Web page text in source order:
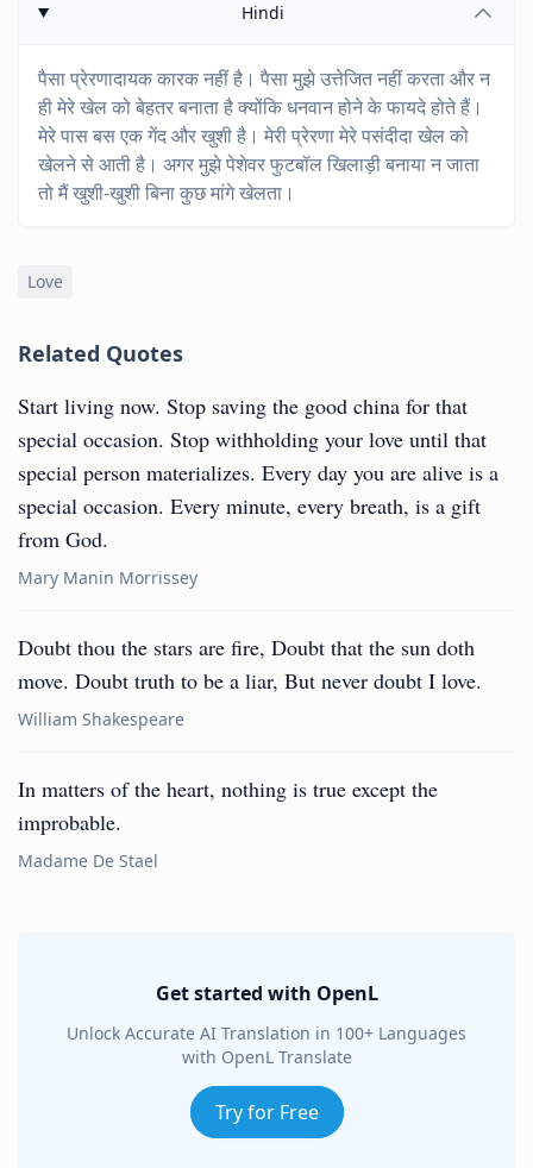
Hindi
पैसा प्रेरणादायक कारक नहीं है। पैसा मुझे उत्तेजित नहीं करता और न
ही मेरे खेल को बेहतर बनाता है क्योंकि धनवान होने के फायदे होते हैं।
मेरे पास बस एक गेंद और खुशी है। मेरी प्रेरणा मेरे पसंदीदा खेल को
खेलने से आती है। अगर मुझे पेशेवर फुटबॉल खिलाड़ी बनाया न जाता
तो मैं खुशी-खुशी बिना कुछ मांगे खेलता।
Love
Related Quotes
Start living now. Stop saving the good china for that
special occasion. Stop withholding your love until that
special person materializes. Every day you are alive is a
special occasion. Every minute, every breath, is a gift
from God.
Mary Manin Morrissey
Doubt thou the stars are fire, Doubt that the sun doth
move. Doubt truth to be a liar, But never doubt I love.
William Shakespeare
In matters of the heart, nothing is true except the
improbable.
Madame De Stael
Get started with OpenL
Unlock Accurate AI Translation in 100+ Languages
with OpenL Translate
Try for Free